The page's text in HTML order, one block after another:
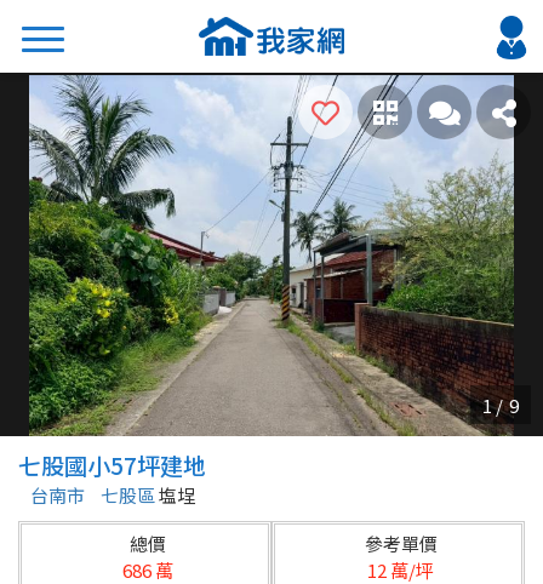
搜尋
熱門關鍵字
2026 台北降價好屋限量釋出
2026 新北降價好屋限量釋出
2026 台中降價好屋限量釋出
2026 台南降價好屋限量釋出
2026 高雄降價好屋限量釋出
縣市
不限
台北市
區域
七股國小57坪建地
台南市 七股區塩埕
總價
686 萬
參考單價
12 萬/坪